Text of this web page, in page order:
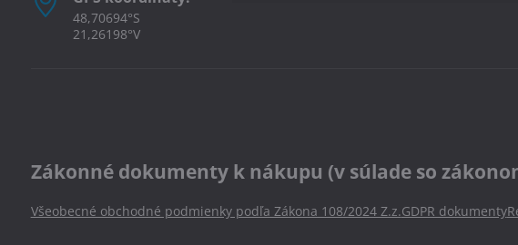
48,70694°S
21,26198°V
Zákonné dokumenty k nákupu (v súlade so
Všeobecné obchodné podmienky podľa Zákona 108/2024 Z.z.GDPR dokumenty